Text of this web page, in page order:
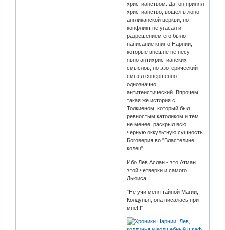
христианством. Да, он принял
христианство, вошел в лоно
англиканской церкви, но
конфликт не угасал и
разрешением его было
написание книг о Нарнии,
которые внешне не несут
явно антихристианских
смыслов, но эзотерический
смысл совершенно
однозначно
антитеистический. Впрочем,
такая же история с
Толкиеном, который был
ревностым католиком и тем
не менее, раскрыл всю
черную оккультную сущность
Боговерия во "Властелине
колец".
Ибо Лев Аслан - это Атман
этой четверки и самого
Льюиса.
"Не учи меня тайной Магии,
Колдунья, она писалась при
мне!!!"